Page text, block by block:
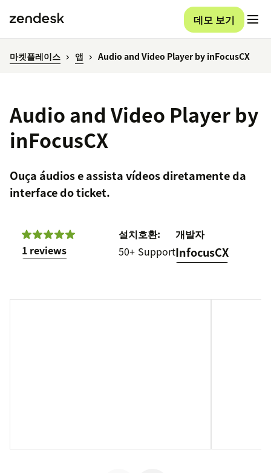
데모 보기
마켓플레이스 앱 Audio and Video Player by inFocusCX
Audio and Video Player by
inFocusCX
Ouça áudios e assista vídeos diretamente da
interface do ticket.
1 reviews
설치
50+
호환:
Support
개발자
InfocusCX